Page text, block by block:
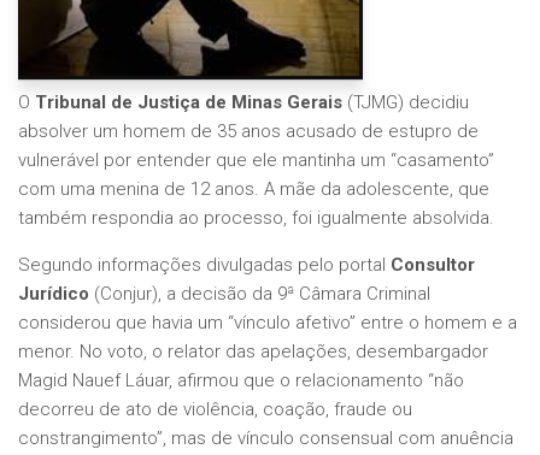
O Tribunal de Justiça de Minas Gerais (TJMG) decidiu
absolver um homem de 35 anos acusado de estupro de
vulnerável por entender que ele mantinha um “casamento”
com uma menina de 12 anos. A mãe da adolescente, que
também respondia ao processo, foi igualmente absolvida.
Segundo informações divulgadas pelo portal Consultor
Jurídico (Conjur), a decisão da 9ª Câmara Criminal
considerou que havia um “vínculo afetivo” entre o homem e a
menor. No voto, o relator das apelações, desembargador
Magid Nauef Láuar, afirmou que o relacionamento “não
decorreu de ato de violência, coação, fraude ou
constrangimento”, mas de vínculo consensual com anuência